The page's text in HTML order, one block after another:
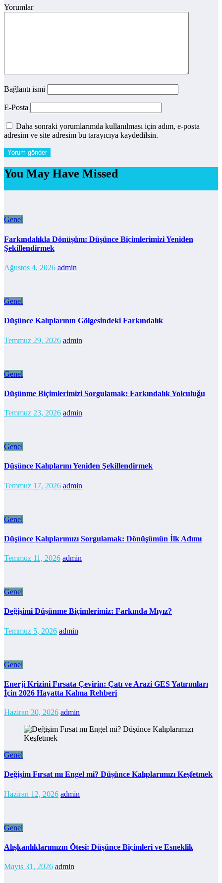
Yorumlar
Bağlantı ismi
E-Posta
Daha sonraki yorumlarımda kullanılması için adım, e-posta
adresim ve site adresim bu tarayıcıya kaydedilsin.
You May Have Missed
Genel
Farkındalıkla Dönüşüm: Düşünce Biçimlerimizi Yeniden
Şekillendirmek
Ağustos 4, 2026 admin
Genel
Düşünce Kalıplarının Gölgesindeki Farkındalık
Temmuz 29, 2026 admin
Genel
Düşünme Biçimlerimizi Sorgulamak: Farkındalık Yolculuğu
Temmuz 23, 2026 admin
Genel
Düşünce Kalıplarını Yeniden Şekillendirmek
Temmuz 17, 2026 admin
Genel
Düşünce Kalıplarımızı Sorgulamak: Dönüşümün İlk Adımı
Temmuz 11, 2026 admin
Genel
Değişimi Düşünme Biçimlerimiz: Farkında Mıyız?
Temmuz 5, 2026 admin
Genel
Enerji Krizini Fırsata Çevirin: Çatı ve Arazi GES Yatırımları
İçin 2026 Hayatta Kalma Rehberi
Haziran 30, 2026 admin
Genel
Değişim Fırsat mı Engel mi? Düşünce Kalıplarımızı Keşfetmek
Haziran 12, 2026 admin
Genel
Alışkanlıklarımızın Ötesi: Düşünce Biçimleri ve Esneklik
Mayıs 31, 2026 admin